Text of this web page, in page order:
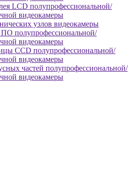
LCD полупрофессиональной/
видеокамеры
узлов видеокамеры
полупрофессиональной/
видеокамеры
CCD полупрофессиональной/
видеокамеры
частей полупрофессиональной/
видеокамеры